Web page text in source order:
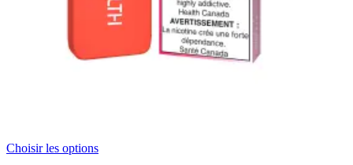
Choisir les options